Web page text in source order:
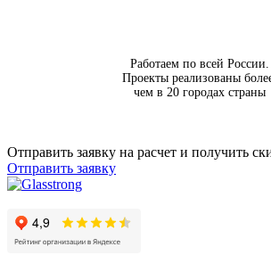
Работаем по всей России.
Проекты реализованы
чем в 20 городах страны
Отправить заявку на расчет и получить
Отправить заявку